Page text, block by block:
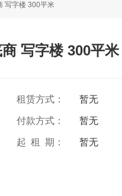
写字楼 300平米
写字楼 300平米
租赁方式： 暂无
付款方式： 暂无
起 租 期： 暂无